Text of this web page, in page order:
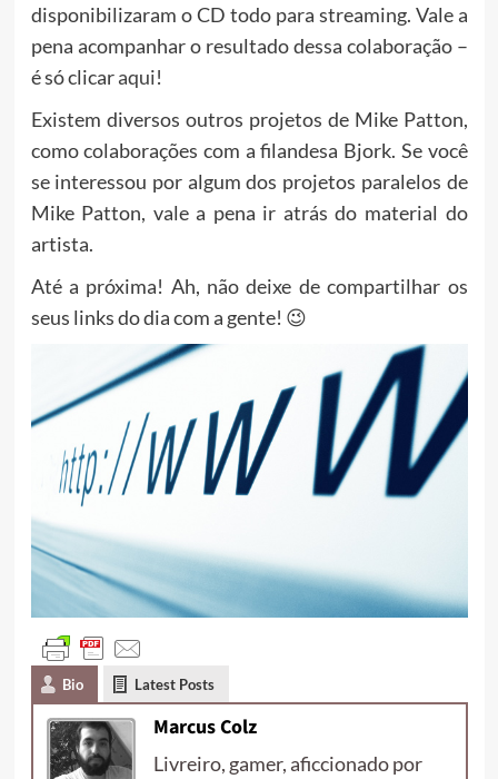
disponibilizaram o CD todo para streaming. Vale a
pena acompanhar o resultado dessa colaboração –
é só clicaraqui!
Existem diversos outros projetos de Mike Patton,
como colaborações com a filandesa Bjork. Se você
se interessou por algum dos projetos paralelos de
Mike Patton, vale a pena ir atrás do material do
artista.
Até a próxima! Ah, não deixe de compartilhar os
seus links do dia com a gente! 😉
Bio Latest Posts
Marcus Colz
Livreiro, gamer, aficcionado por